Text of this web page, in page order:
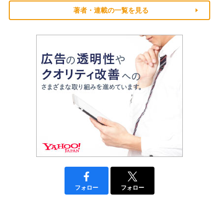
著者・連載の一覧を見る
フォロー フォロー